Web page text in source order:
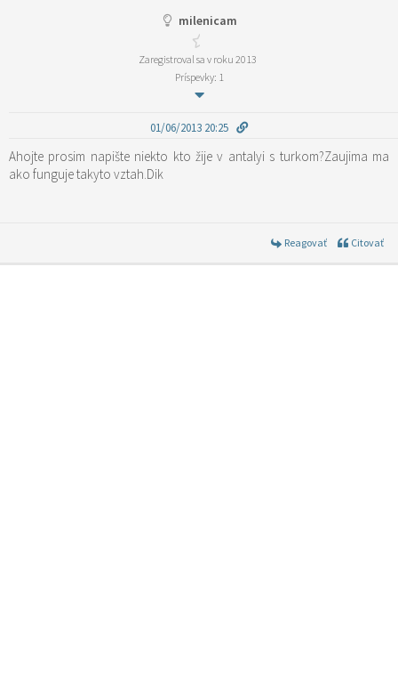
milenicam
Zaregistroval sa v roku 2013
Príspevky: 1
01/06/2013 20:25
Ahojte prosim napište niekto kto žije v antalyi s turkom?Zaujima ma
ako funguje takyto vztah.Dik
Reagovať Citovať